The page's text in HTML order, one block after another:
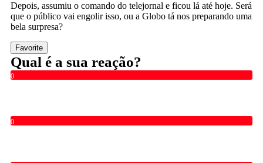
Depois, assumiu o comando do telejornal e ficou lá até hoje. Será
que o público vai engolir isso, ou a Globo tá nos preparando uma
bela surpresa?
Favorite
Qual é a sua reação?
0
0